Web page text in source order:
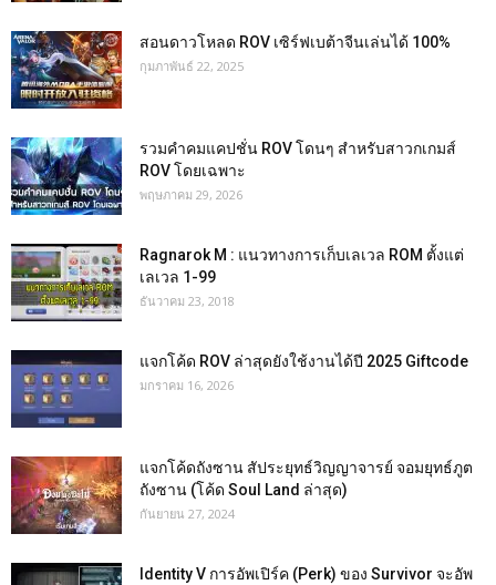
สอนดาวโหลด ROV เซิร์ฟเบต้าจีนเล่นได้ 100%
กุมภาพันธ์ 22, 2025
รวมคำคมแคปชั่น ROV โดนๆ สำหรับสาวกเกมส์
ROV โดยเฉพาะ
พฤษภาคม 29, 2026
Ragnarok M : แนวทางการเก็บเลเวล ROM ตั้งแต่
เลเวล 1-99
ธันวาคม 23, 2018
แจกโค้ด ROV ล่าสุดยังใช้งานได้ปี 2025 Giftcode
มกราคม 16, 2026
แจกโค้ดถังซาน สัประยุทธ์วิญญาจารย์ จอมยุทธ์ภูต
ถังซาน (โค้ด Soul Land ล่าสุด)
กันยายน 27, 2024
Identity V การอัพเปิร์ค (Perk) ของ Survivor จะอัพ